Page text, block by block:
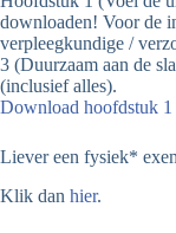
downloaden! Voor de
verpleegkundige /
3 (Duurzaam aan de
(inclusief alles).
Download hoofdstuk 1
Liever een fysiek*
Klik dan hier.